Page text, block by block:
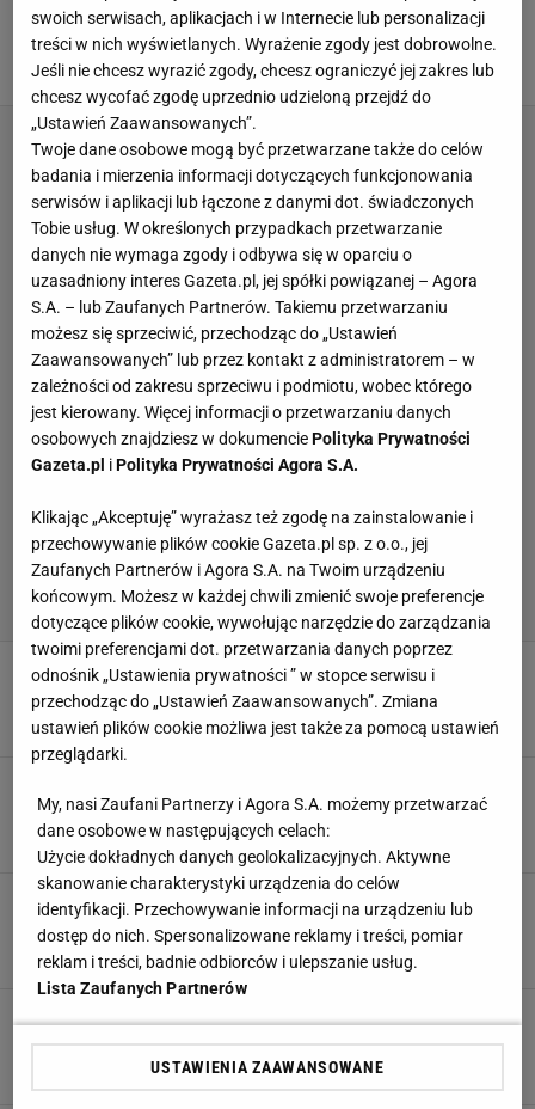
RPA 2010. Chile - Szwajcaria 1:0. Przegrani,
ale blisko awansu
rb,21 CZERWCA 2010, 21:24
MŚ 2010. Szwajcaria rekordowa, choć
przegrana
kd,21 CZERWCA 2010, 18:03
"kartkowisko"
łw,21 CZERWCA 2010, 17:59
MŚ 2010. Chile wygrywa 1:0 z wykartkowaną
Szwajcarią
kd,21 CZERWCA 2010, 17:52
RPA. Pierwsza czerwona kartka dla Szwajcarii
w historii MŚ
łw, 21 CZERWCA 2010, 16:47
swoich serwisach, aplikacjach i w Internecie lub personalizacji
treści w nich wyświetlanych. Wyrażenie zgody jest dobrowolne.
Jeśli nie chcesz wyrazić zgody, chcesz ograniczyć jej zakres lub
chcesz wycofać zgodę uprzednio udzieloną przejdź do
„Ustawień Zaawansowanych”.
Twoje dane osobowe mogą być przetwarzane także do celów
badania i mierzenia informacji dotyczących funkcjonowania
serwisów i aplikacji lub łączone z danymi dot. świadczonych
Tobie usług. W określonych przypadkach przetwarzanie
danych nie wymaga zgody i odbywa się w oparciu o
uzasadniony interes Gazeta.pl, jej spółki powiązanej – Agora
S.A. – lub Zaufanych Partnerów. Takiemu przetwarzaniu
możesz się sprzeciwić, przechodząc do „Ustawień
Zaawansowanych” lub przez kontakt z administratorem – w
zależności od zakresu sprzeciwu i podmiotu, wobec którego
jest kierowany. Więcej informacji o przetwarzaniu danych
osobowych znajdziesz w dokumenciePolityka Prywatności
Gazeta.pl iPolityka Prywatności Agora S.A.
Klikając „Akceptuję” wyrażasz też zgodę na zainstalowanie i
przechowywanie plików cookie Gazeta.pl sp. z o.o., jej
Zaufanych Partnerów i Agora S.A. na Twoim urządzeniu
końcowym. Możesz w każdej chwili zmienić swoje preferencje
dotyczące plików cookie, wywołując narzędzie do zarządzania
twoimi preferencjami dot. przetwarzania danych poprzez
odnośnik „Ustawienia prywatności ” w stopce serwisu i
przechodząc do „Ustawień Zaawansowanych”. Zmiana
ustawień plików cookie możliwa jest także za pomocą ustawień
przeglądarki.
My, nasi Zaufani Partnerzy i Agora S.A. możemy przetwarzać
dane osobowe w następujących celach:
Użycie dokładnych danych geolokalizacyjnych. Aktywne
skanowanie charakterystyki urządzenia do celów
identyfikacji. Przechowywanie informacji na urządzeniu lub
dostęp do nich. Spersonalizowane reklamy i treści, pomiar
reklam i treści, badnie odbiorców i ulepszanie usług.
Lista Zaufanych Partnerów
USTAWIENIA ZAAWANSOWANE